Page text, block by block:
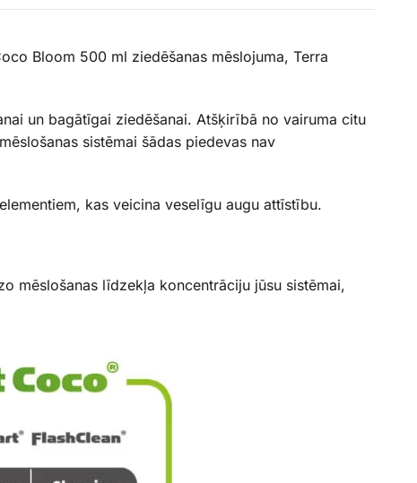
Bloom 500 ml ziedēšanas mēslojuma, Terra
un bagātīgai ziedēšanai. Atšķirībā no vairuma citu
sistēmai šādas piedevas nav
kas veicina veselīgu augu attīstību.
mēslošanas līdzekļa koncentrāciju jūsu sistēmai,